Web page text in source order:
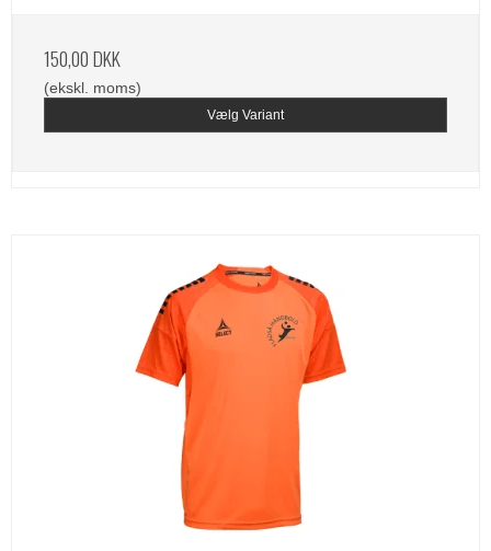
150,00 DKK
(ekskl. moms)
Vælg Variant